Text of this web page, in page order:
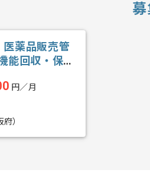
医薬品販売管
能回収・保守
円／月
）